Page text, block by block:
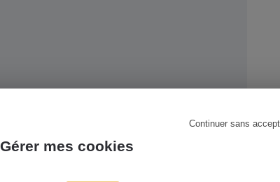
Gérer mes cookies
Continuer sans